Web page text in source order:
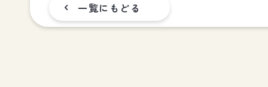
一覧にもどる